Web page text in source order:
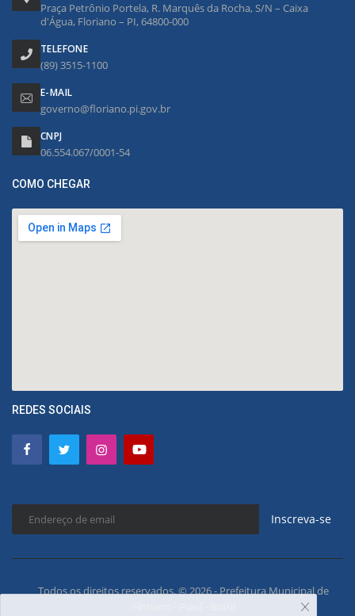
Praça Petrônio Portela, R. Marquês da Rocha, S/N – Caixa
d'Água, Floriano – PI, 64800-000
TELEFONE
(89) 3515-1100
E-MAIL
governo@floriano.pi.gov.br
CNPJ
06.554.067/0001-54
COMO CHEGAR
REDES SOCIAIS
Inscreva-se
Todos os direitos reservados. © 2026 - Prefeitura Municipal de